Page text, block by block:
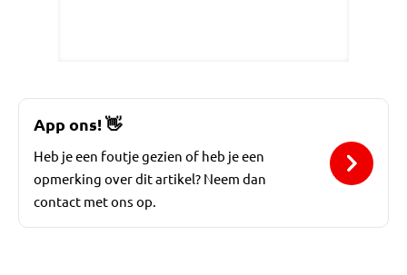
App ons!👋
Heb je een foutje gezien of heb je een
opmerking over dit artikel? Neem dan
contact met ons op.